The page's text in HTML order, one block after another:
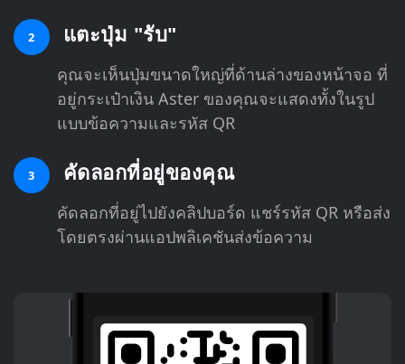
2 แตะปุ่ม "รับ"
คุณจะเห็นปุ่มขนาดใหญ่ที่ด้านล่างของหน้าจอ ที่
อยู่กระเป๋าเงิน Aster ของคุณจะแสดงทั้งในรูป
แบบข้อความและรหัส QR
3 คัดลอกที่อยู่ของคุณ
คัดลอกที่อยู่ไปยังคลิปบอร์ด แชร์รหัส QR หรือส่ง
โดยตรงผ่านแอปพลิเคชันส่งข้อความ